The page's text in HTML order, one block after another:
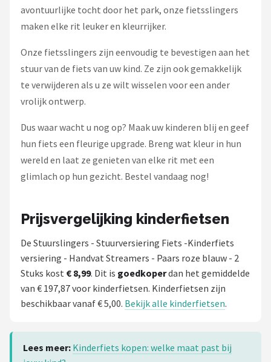
avontuurlijke tocht door het park, onze fietsslingers
maken elke rit leuker en kleurrijker.
Onze fietsslingers zijn eenvoudig te bevestigen aan het
stuur van de fiets van uw kind. Ze zijn ook gemakkelijk
te verwijderen als u ze wilt wisselen voor een ander
vrolijk ontwerp.
Dus waar wacht u nog op? Maak uw kinderen blij en geef
hun fiets een fleurige upgrade. Breng wat kleur in hun
wereld en laat ze genieten van elke rit met een
glimlach op hun gezicht. Bestel vandaag nog!
Prijsvergelijking kinderfietsen
De Stuurslingers - Stuurversiering Fiets -Kinderfiets
versiering - Handvat Streamers - Paars roze blauw - 2
Stuks kost € 8,99. Dit is goedkoperdan het gemiddelde
van € 197,87 voor kinderfietsen. Kinderfietsen zijn
beschikbaar vanaf € 5,00. Bekijk alle kinderfietsen.
Lees meer: Kinderfiets kopen: welke maat past bij